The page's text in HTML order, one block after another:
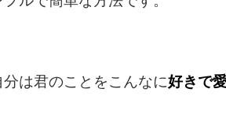
は君のことをこんなに好きで